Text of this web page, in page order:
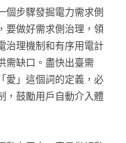
個步驟發掘電力需求側
要做好需求側治理，領
治理機制和有序用電計
需缺口。盡快出臺需
愛」這個詞的定義，必
，鼓勵用戶自動介入體